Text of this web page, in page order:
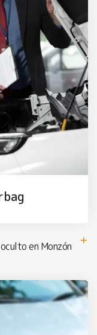
en Monzón